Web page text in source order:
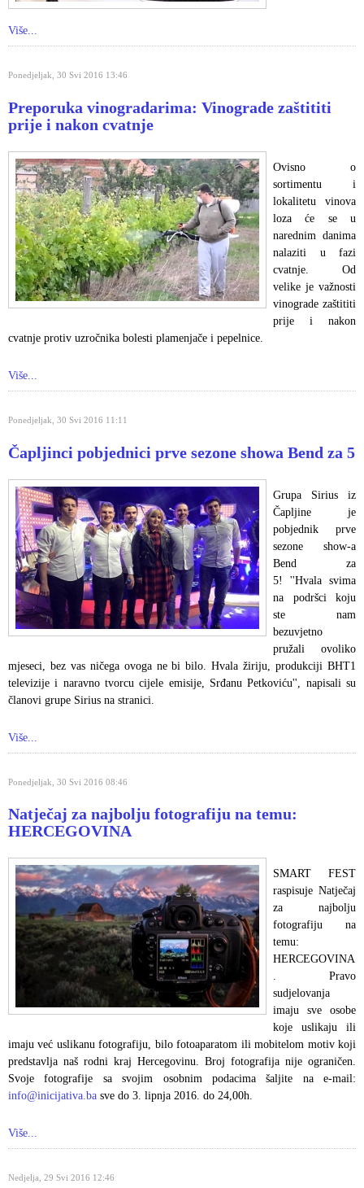
Više...
Ponedjeljak, 30 Svi 2016 13:46
Preporuka vinogradarima: Vinograde zaštititi
prije i nakon cvatnje
Ovisno o
sortimentu i
lokalitetu vinova
loza će se u
narednim danima
nalaziti u fazi
cvatnje. Od
velike je važnosti
vinograde zaštititi
prije i nakon
cvatnje protiv uzročnika bolesti plamenjače i pepelnice.
Više...
Ponedjeljak, 30 Svi 2016 11:11
Čapljinci pobjednici prve sezone showa Bend za 5
Grupa Sirius iz
Čapljine je
pobjednik prve
sezone show-a
Bend za
5! ''Hvala svima
na podršci koju
ste nam
bezuvjetno
pružali ovoliko
mjeseci, bez vas ničega ovoga ne bi bilo. Hvala žiriju, produkciji BHT1
televizije i naravno tvorcu cijele emisije, Srđanu Petkoviću'', napisali su
članovi grupe Sirius na stranici.
Više...
Ponedjeljak, 30 Svi 2016 08:46
Natječaj za najbolju fotografiju na temu:
HERCEGOVINA
SMART FEST
raspisuje Natječaj
za najbolju
fotografiju na
temu:
HERCEGOVINA
. Pravo
sudjelovanja
imaju sve osobe
koje uslikaju ili
imaju već uslikanu fotografiju, bilo fotoaparatom ili mobitelom motiv koji
predstavlja naš rodni kraj Hercegovinu. Broj fotografija nije ograničen.
Svoje fotografije sa svojim osobnim podacima šaljite na e-mail:
info@inicijativa.ba sve do 3. lipnja 2016. do 24,00h.
Više...
Nedjelja, 29 Svi 2016 12:46